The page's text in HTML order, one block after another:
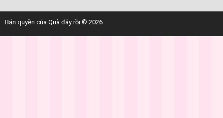
Bản quyền của Quà đây rồi © 2026